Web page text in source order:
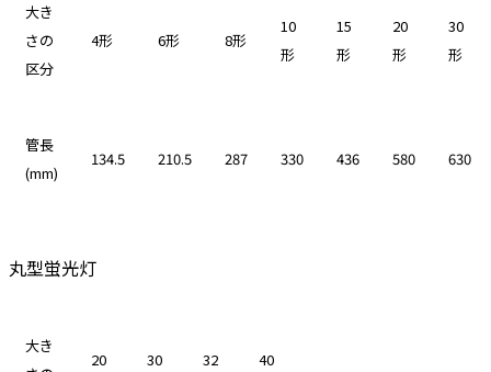
大き
さの
区分
4形 6形 8形
10
形
15
形
20
形
30
形
管長
(mm)
134.5 210.5 287 330 436 580 630
丸型蛍光灯
大き
20 30 32 40